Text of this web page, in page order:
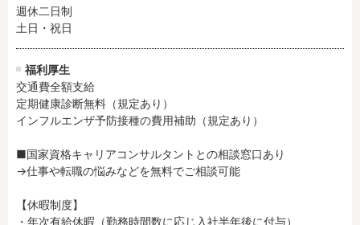
週休二日制
土日・祝日
福利厚生
交通費全額支給
定期健康診断無料（規定あり）
インフルエンザ予防接種の費用補助（規定あり）
■国家資格キャリアコンサルタントとの相談窓口あり
→仕事や転職の悩みなどを無料でご相談可能
【休暇制度】
・年次有給休暇（勤務時間数に応じ入社半年後に付与）